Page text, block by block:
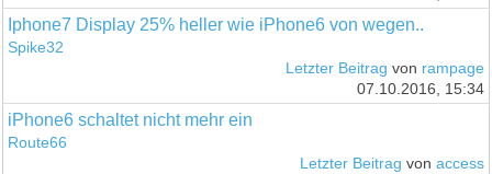
Iphone7 Display 25% heller wie iPhone6 von wegen..
Spike32
Letzter Beitrag von rampage
07.10.2016, 15:34
iPhone6 schaltet nicht mehr ein
Route66
Letzter Beitrag von access